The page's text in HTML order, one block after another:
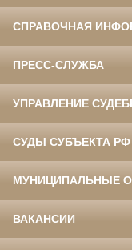
СПРАВОЧНАЯ
ПРЕСС-СЛУЖБА
УПРАВЛЕНИЕ
СУДЫ СУБЪЕКТА РФ
МУНИЦИПАЛЬНЫЕ
ВАКАНСИИ